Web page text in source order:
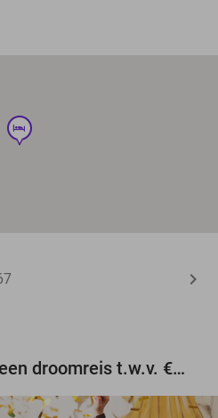
hotel
Maak gratis kans op een droomreis t.w.v. €3.000!